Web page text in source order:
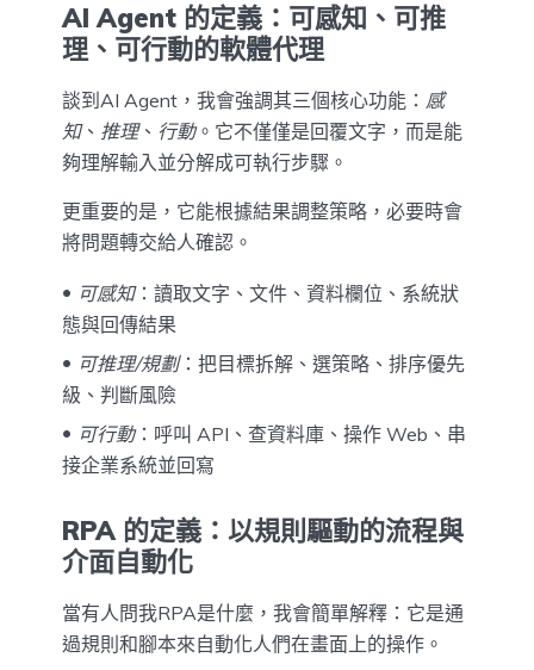
AI Agent 的定義：可感知、可推
理、可行動的軟體代理
談到AI Agent，我會強調其三個核心功能： 感
知、 推理、 行動。它不僅僅是回覆文字，而是能
夠理解輸入並分解成可執行步驟。
更重要的是，它能根據結果調整策略，必要時會
將問題轉交給人確認。
可感知：讀取文字、文件、資料欄位、系統狀
態與回傳結果
可推理/規劃：把目標拆解、選策略、排序優先
級、判斷風險
可行動：呼叫 API、查資料庫、操作 Web、串
接企業系統並回寫
RPA 的定義：以規則驅動的流程與
介面自動化
當有人問我RPA是什麼，我會簡單解釋：它是通
過規則和腳本來自動化人們在畫面上的操作。